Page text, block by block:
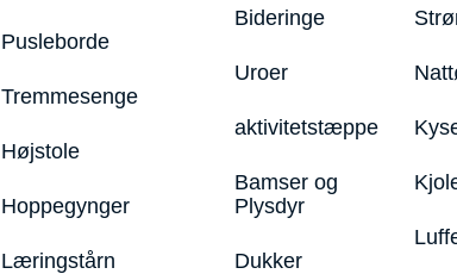
Pusleborde
Tremmesenge
Højstole
Hoppegynger
Læringstårn
Bideringe
Uroer
aktivitetstæppe
Bamser og
Plysdyr
Dukker